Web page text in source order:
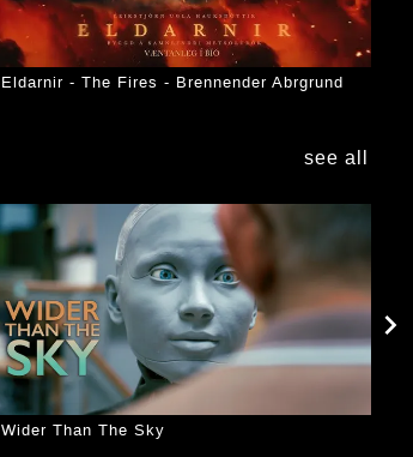
Eldarnir - The Fires - Brennender Abrgrund
see all
Wider Than The Sky